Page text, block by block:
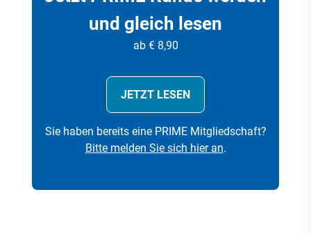
und gleich lesen
ab € 8,90
JETZT LESEN
Sie haben bereits eine PRIME Mitgliedschaft?
Bitte melden Sie sich hier an.